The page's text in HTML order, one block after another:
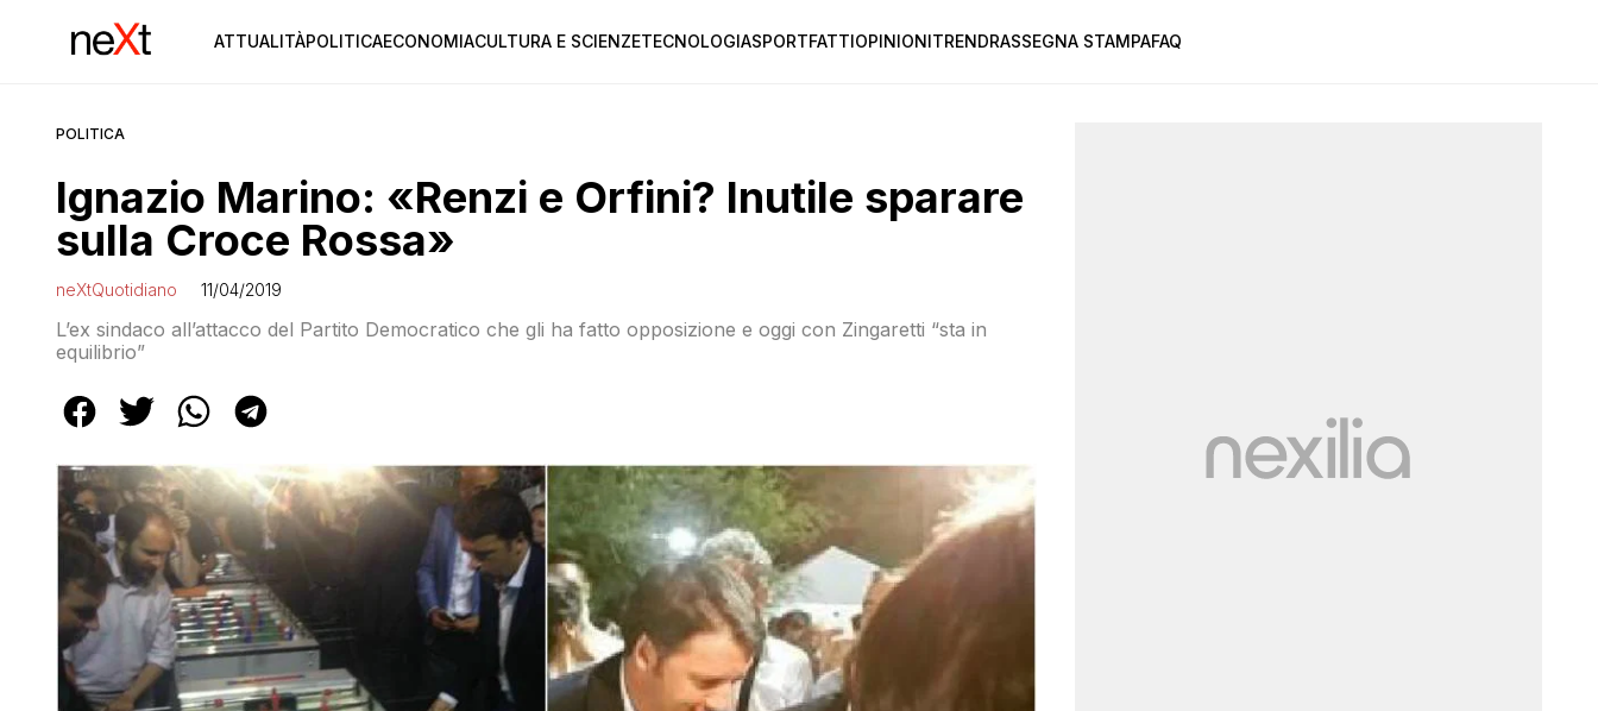
ATTUALITÀPOLITICAECONOMIACULTURA E SCIENZETECNOLOGIASPORTFATTIOPINIONITRENDRASSEGNA STAMPAFAQ
POLITICA
Ignazio Marino: «Renzi e Orfini? Inutile sparare
sulla Croce Rossa»
neXtQuotidiano 11/04/2019
L’ex sindaco all’attacco del Partito Democratico che gli ha fatto opposizione e oggi con Zingaretti “sta in
equilibrio”